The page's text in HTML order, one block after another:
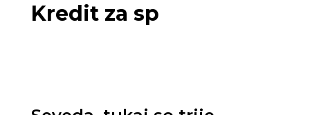
Kredit za sp